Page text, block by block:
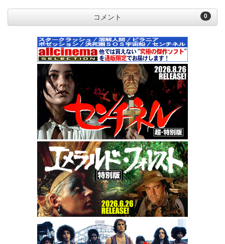
0
コメント